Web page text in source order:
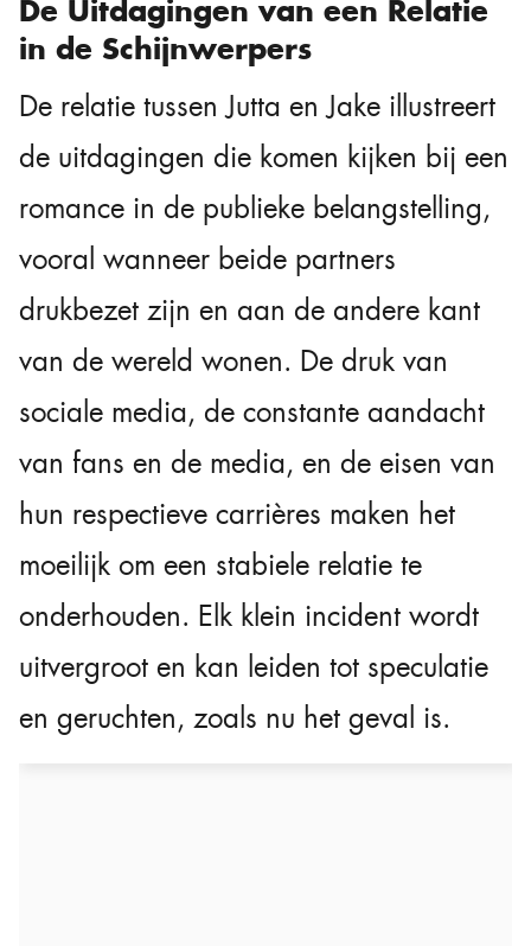
De Uitdagingen van een Relatie
in de Schijnwerpers
De relatie tussen Jutta en Jake illustreert
de uitdagingen die komen kijken bij een
romance in de publieke belangstelling,
vooral wanneer beide partners
drukbezet zijn en aan de andere kant
van de wereld wonen. De druk van
sociale media, de constante aandacht
van fans en de media, en de eisen van
hun respectieve carrières maken het
moeilijk om een stabiele relatie te
onderhouden. Elk klein incident wordt
uitvergroot en kan leiden tot speculatie
en geruchten, zoals nu het geval is.